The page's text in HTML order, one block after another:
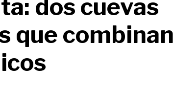
dos cuevas
que